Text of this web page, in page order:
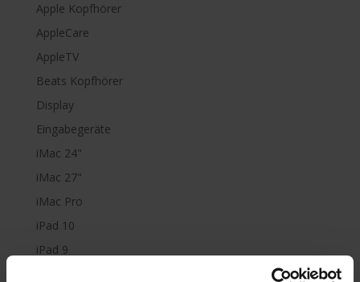
Apple Kopfhörer
AppleCare
AppleTV
Beats Kopfhörer
Display
Eingabegeräte
iMac 24"
iMac 27"
iMac Pro
iPad 10
iPad 9